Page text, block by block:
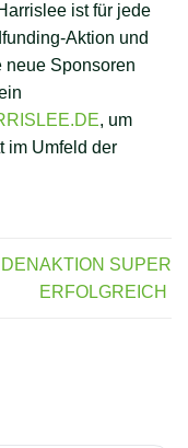
ist für jede
Aktion und
neue Sponsoren
, um
im Umfeld der
SUPER
ERFOLGREICH